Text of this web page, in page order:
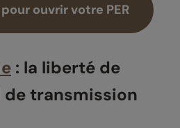
ouvrir votre PER
: la liberté de
transmission